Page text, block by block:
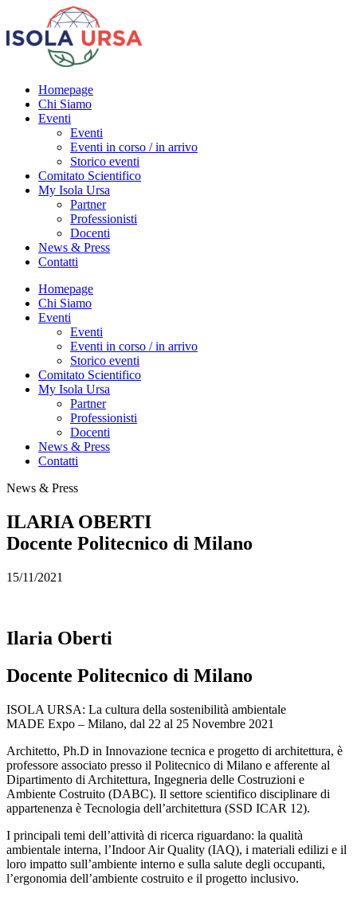
Homepage
Chi Siamo
Eventi
Eventi
Eventi in corso / in arrivo
Storico eventi
Comitato Scientifico
My Isola Ursa
Partner
Professionisti
Docenti
News & Press
Contatti
Homepage
Chi Siamo
Eventi
Eventi
Eventi in corso / in arrivo
Storico eventi
Comitato Scientifico
My Isola Ursa
Partner
Professionisti
Docenti
News & Press
Contatti
News & Press
ILARIA OBERTI
Docente Politecnico di Milano
15/11/2021
Ilaria Oberti
Docente Politecnico di Milano
ISOLA URSA: La cultura della sostenibilità ambientale
MADE Expo – Milano, dal 22 al 25 Novembre 2021
Architetto, Ph.D in Innovazione tecnica e progetto di architettura, è
professore associato presso il Politecnico di Milano e afferente al
Dipartimento di Architettura, Ingegneria delle Costruzioni e
Ambiente Costruito (DABC). Il settore scientifico disciplinare di
appartenenza è Tecnologia dell’architettura (SSD ICAR 12).
I principali temi dell’attività di ricerca riguardano: la qualità
ambientale interna, l’Indoor Air Quality (IAQ), i materiali edilizi e il
loro impatto sull’ambiente interno e sulla salute degli occupanti,
l’ergonomia dell’ambiente costruito e il progetto inclusivo.